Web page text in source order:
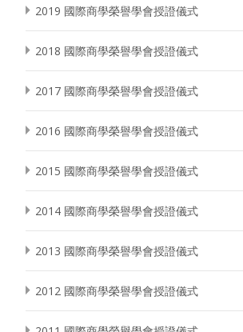
2019 國際商學榮譽學會授證儀式
2018 國際商學榮譽學會授證儀式
2017 國際商學榮譽學會授證儀式
2016 國際商學榮譽學會授證儀式
2015 國際商學榮譽學會授證儀式
2014 國際商學榮譽學會授證儀式
2013 國際商學榮譽學會授證儀式
2012 國際商學榮譽學會授證儀式